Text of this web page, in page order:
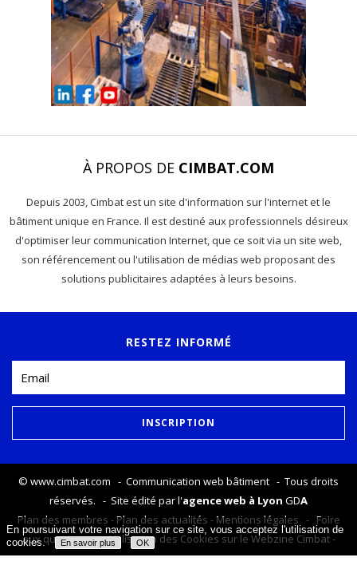
À PROPOS DE CIMBAT.COM
Depuis 2003, Cimbat est un site d'information sur l'internet et le
bâtiment unique en France. Il est destiné aux professionnels désireux
d'optimiser leur communication Internet, que ce soit via un site web,
son référencement ou l'utilisation de médias web proposant des
solutions publicitaires adaptées à leurs besoins.
RESTEZ INFORMÉ
© www.cimbat.com - Communication web bâtiment - Tous droits
réservés. - Site édité par l'agence web à Lyon GDA
Plan des membres -Plan des actualités -Mentions légales - Foire
aux questions-Utilisation des Cookies sur le Webzine Cimbat-
En poursuivant votre navigation sur ce site, vous acceptez l'utilisation de
cookies.
En savoir plus OK